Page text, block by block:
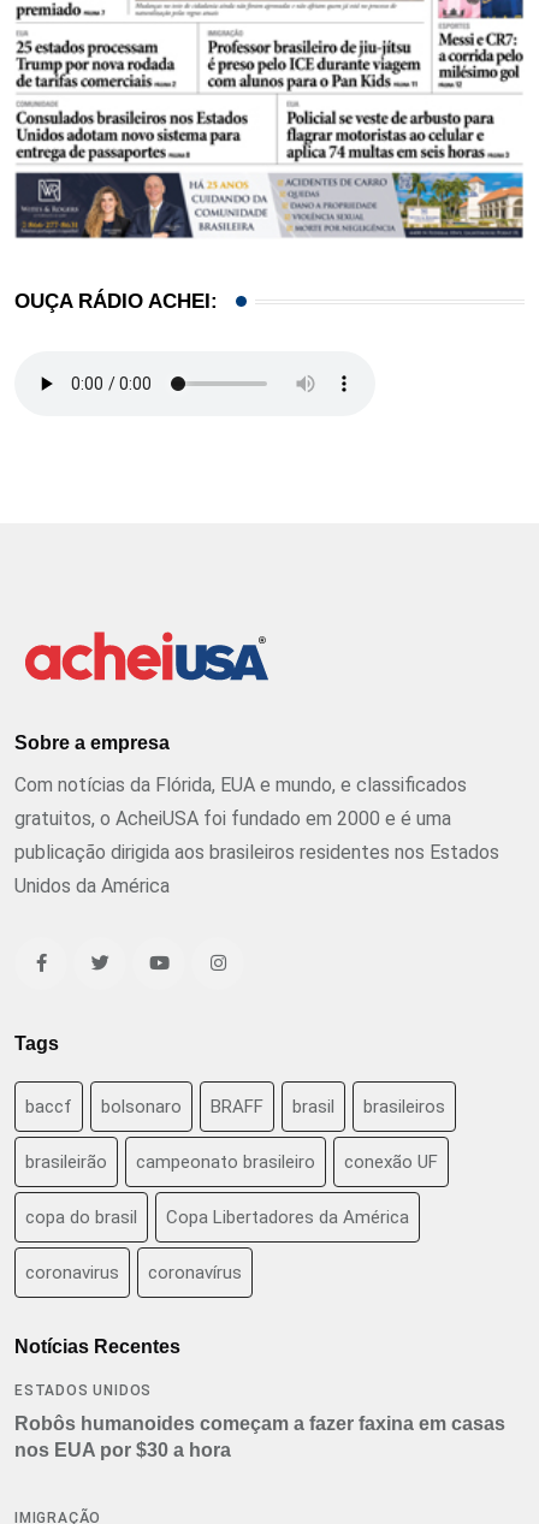
OUÇA RÁDIO ACHEI:
Sobre a empresa
Com notícias da Flórida, EUA e mundo, e classificados
gratuitos, o AcheiUSA foi fundado em 2000 e é uma
publicação dirigida aos brasileiros residentes nos Estados
Unidos da América
Tags
baccf bolsonaro BRAFF brasil brasileiros
brasileirão campeonato brasileiro conexão UF
copa do brasil Copa Libertadores da América
coronavirus coronavírus
Notícias Recentes
ESTADOS UNIDOS
Robôs humanoides começam a fazer faxina em casas
nos EUA por $30 a hora
IMIGRAÇÃO